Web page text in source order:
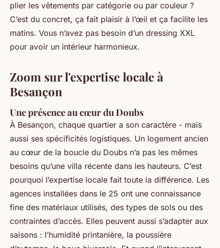
plier les vêtements par catégorie ou par couleur ?
C’est du concret, ça fait plaisir à l’œil et ça facilite les
matins. Vous n’avez pas besoin d’un dressing XXL
pour avoir un intérieur harmonieux.
Zoom sur l'expertise locale à
Besançon
Une présence au cœur du Doubs
À Besançon, chaque quartier a son caractère - mais
aussi ses spécificités logistiques. Un logement ancien
au cœur de la boucle du Doubs n’a pas les mêmes
besoins qu’une villa récente dans les hauteurs. C’est
pourquoi l’expertise locale fait toute la différence. Les
agences installées dans le 25 ont une connaissance
fine des matériaux utilisés, des types de sols ou des
contraintes d’accès. Elles peuvent aussi s’adapter aux
saisons : l’humidité printanière, la poussière